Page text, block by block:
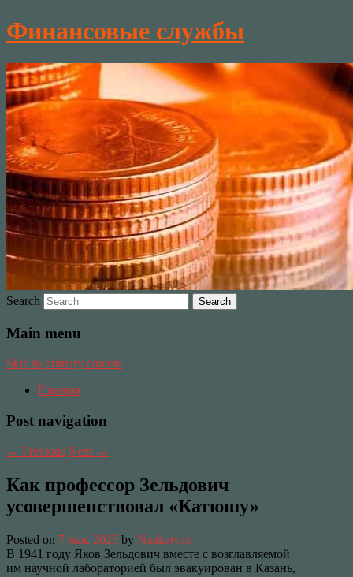
Финансовые службы
Search
Main menu
Skip to primary content
Главная
Post navigation
← Previous Next →
Как профессор Зельдович
усовершенствовал «Катюшу»
Posted on 7 мая, 2025 by Naukatv.ru
В 1941 году Яков Зельдович вместе с возглавляемой
им научной лабораторией был эвакуирован в Казань,